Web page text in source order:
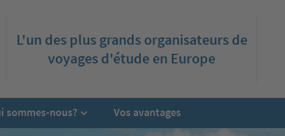
L'un des plus grands organisateurs de
voyages d'étude en Europe
sommes-nous? Vos avantages